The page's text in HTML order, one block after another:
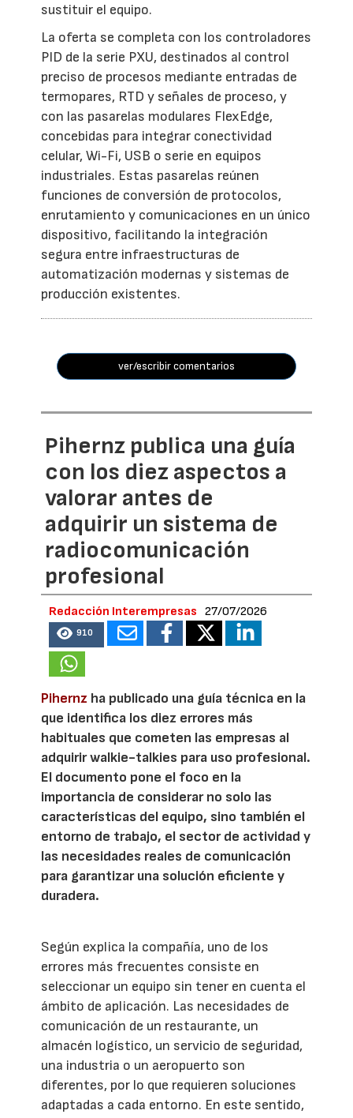
sustituir el equipo.
La oferta se completa con los controladores
PID de la serie PXU, destinados al control
preciso de procesos mediante entradas de
termopares, RTD y señales de proceso, y
con las pasarelas modulares FlexEdge,
concebidas para integrar conectividad
celular, Wi-Fi, USB o serie en equipos
industriales. Estas pasarelas reúnen
funciones de conversión de protocolos,
enrutamiento y comunicaciones en un único
dispositivo, facilitando la integración
segura entre infraestructuras de
automatización modernas y sistemas de
producción existentes.
ver/escribir comentarios
Pihernz publica una guía
con los diez aspectos a
valorar antes de
adquirir un sistema de
radiocomunicación
profesional
Redacción Interempresas 27/07/2026
910
Pihernz ha publicado una guía técnica en la
que identifica los diez errores más
habituales que cometen las empresas al
adquirir walkie-talkies para uso profesional.
El documento pone el foco en la
importancia de considerar no solo las
características del equipo, sino también el
entorno de trabajo, el sector de actividad y
las necesidades reales de comunicación
para garantizar una solución eficiente y
duradera.
Según explica la compañía, uno de los
errores más frecuentes consiste en
seleccionar un equipo sin tener en cuenta el
ámbito de aplicación. Las necesidades de
comunicación de un restaurante, un
almacén logístico, un servicio de seguridad,
una industria o un aeropuerto son
diferentes, por lo que requieren soluciones
adaptadas a cada entorno. En este sentido,